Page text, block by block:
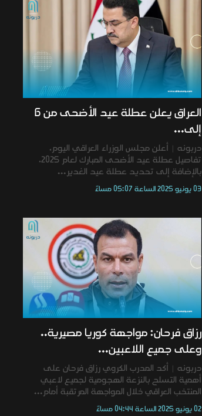
العراق يعلن عطلة عيد الأضحى من 6
إلى...
دربونه | أعلن مجلس الوزراء العراقي اليوم،
تفاصيل عطلة عيد الأضحى المبارك لعام 2025،
بالإضافة إلى تحديد عطلة عيد الغدير...
03 يونيو 2025 الساعة 05:07 مساءً
رزاق فرحان: مواجهة كوريا مصيرية..
وعلى جميع اللاعبين...
دربونه | أكد المدرب الكروي رزاق فرحان على
أهمية التسلح بالنزعة الهجومية لجميع لاعبي
المنتخب العراقي خلال المواجهة المرتقبة أمام...
02 يونيو 2025 الساعة 04:44 مساءً